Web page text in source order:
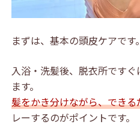
まずは、基本の頭皮ケアです。
入浴・洗髪後、脱衣所です
ます。
髪をかき分けながら、でき
レーするのがポイントです。